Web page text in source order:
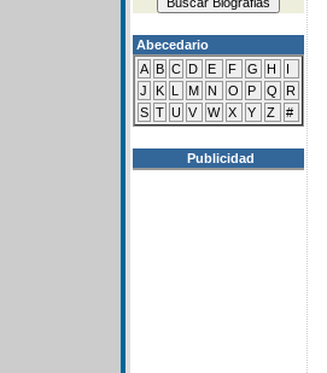
Abecedario
A B C D E F G H
I
J
K L M N O P Q
R
S T U V W X Y Z #
Publicidad